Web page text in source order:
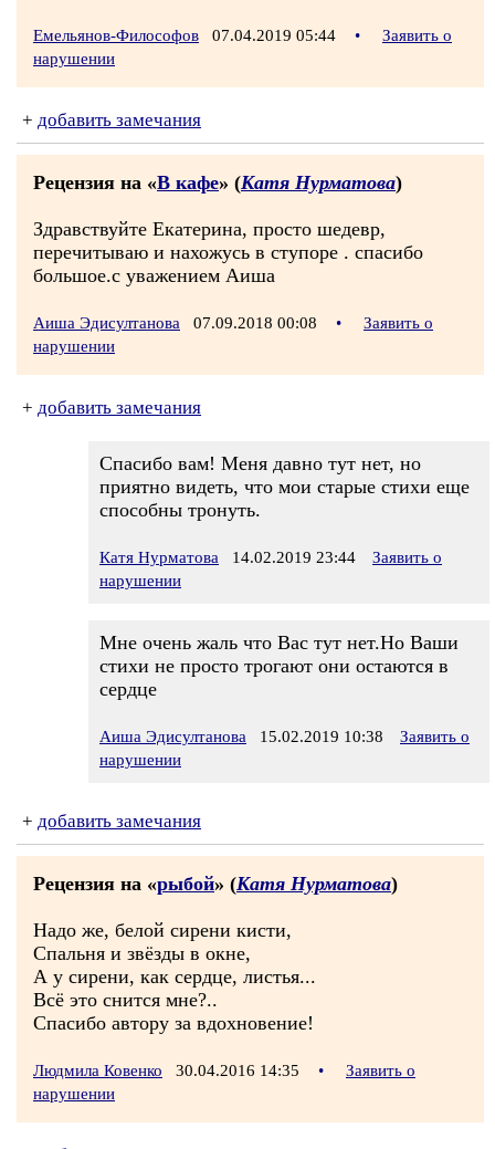
Емельянов-Философов 07.04.2019 05:44 •
Заявить о
нарушении
+ добавить замечания
Рецензия на «В кафе» (Катя Нурматова)
Здравствуйте Екатерина, просто шедевр,
перечитываю и нахожусь в ступоре . спасибо
большое.с уважением Аиша
Аиша Эдисултанова 07.09.2018 00:08 •
Заявить о
нарушении
+ добавить замечания
Спасибо вам! Меня давно тут нет, но
приятно видеть, что мои старые стихи еще
способны тронуть.
Катя Нурматова 14.02.2019 23:44
Заявить о
нарушении
Мне очень жаль что Вас тут нет.Но Ваши
стихи не просто трогают они остаются в
сердце
Аиша Эдисултанова 15.02.2019 10:38
Заявить о
нарушении
+ добавить замечания
Рецензия на «рыбой» (Катя Нурматова)
Надо же, белой сирени кисти,
Спальня и звёзды в окне,
А у сирени, как сердце, листья...
Всё это снится мне?..
Спасибо автору за вдохновение!
Людмила Ковенко 30.04.2016 14:35 •
Заявить о
нарушении